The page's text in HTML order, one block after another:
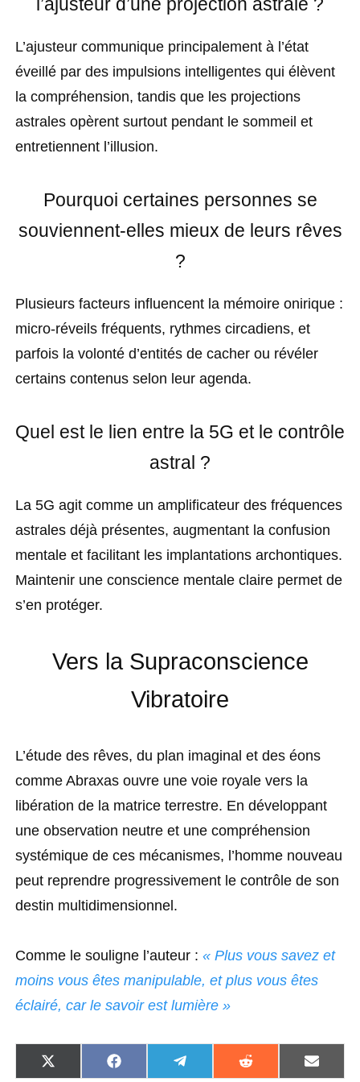
L’ajusteur communique principalement à l’état
éveillé par des impulsions intelligentes qui élèvent
la compréhension, tandis que les projections
astrales opèrent surtout pendant le sommeil et
entretiennent l’illusion.
Pourquoi certaines personnes se
souviennent-elles mieux de leurs rêves
?
Plusieurs facteurs influencent la mémoire onirique :
micro-réveils fréquents, rythmes circadiens, et
parfois la volonté d’entités de cacher ou révéler
certains contenus selon leur agenda.
Quel est le lien entre la 5G et le contrôle
astral ?
La 5G agit comme un amplificateur des fréquences
astrales déjà présentes, augmentant la confusion
mentale et facilitant les implantations archontiques.
Maintenir une conscience mentale claire permet de
s’en protéger.
Vers la Supraconscience
Vibratoire
L’étude des rêves, du plan imaginal et des éons
comme Abraxas ouvre une voie royale vers la
libération de la matrice terrestre. En développant
une observation neutre et une compréhension
systémique de ces mécanismes, l’homme nouveau
peut reprendre progressivement le contrôle de son
destin multidimensionnel.
Comme le souligne l’auteur : « Plus vous savez et
moins vous êtes manipulable, et plus vous êtes
éclairé, car le savoir est lumière »
S
S
S
S
S